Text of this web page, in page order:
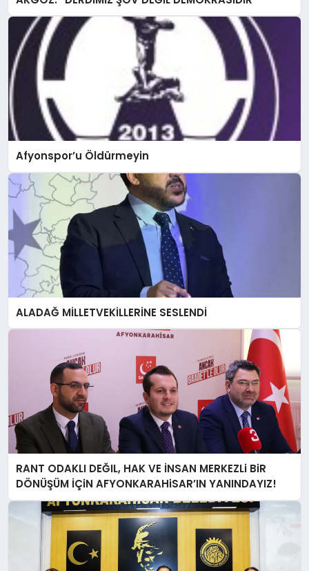
Afyonspor’u Öldürmeyin
ALADAĞ MİLLETVEKİLLERİNE SESLENDİ
RANT ODAKLI DEĞIL, HAK VE İNSAN MERKEZLi BiR
DÖNÜŞÜM İÇiN AFYONKARAHiSAR’IN YANINDAYIZ!